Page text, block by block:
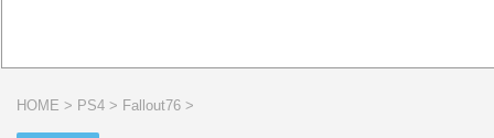
HOME > PS4 > Fallout76 >